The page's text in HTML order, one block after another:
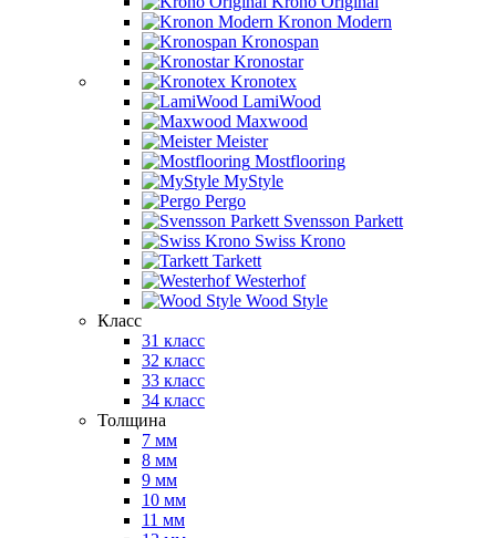
Kronon Modern
Kronospan
Kronostar
Kronotex
LamiWood
Maxwood
Meister
Mostflooring
MyStyle
Pergo
Svensson Parkett
Swiss Krono
Tarkett
Westerhof
Wood Style
Класс
31 класс
32 класс
33 класс
34 класс
Толщина
7 мм
8 мм
9 мм
10 мм
11 мм